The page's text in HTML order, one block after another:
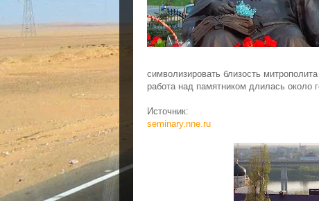
символизировать близость
работа над памятником длилась около
Источник:
seminary.nne.ru